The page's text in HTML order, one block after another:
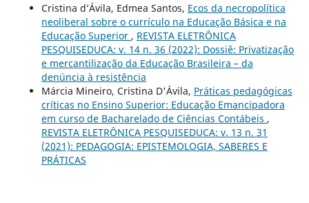
Cristina d’Ávila, Edmea Santos, Ecos da necropolítica
neoliberal sobre o currículo na Educação Básica e na
Educação Superior , REVISTA ELETRÔNICA
PESQUISEDUCA: v. 14 n. 36 (2022): Dossiê: Privatização
e mercantilização da Educação Brasileira – da
denúncia à resistência
Márcia Mineiro, Cristina D'Ávila, Práticas pedagógicas
críticas no Ensino Superior: Educação Emancipadora
em curso de Bacharelado de Ciências Contábeis ,
REVISTA ELETRÔNICA PESQUISEDUCA: v. 13 n. 31
(2021): PEDAGOGIA: EPISTEMOLOGIA, SABERES E
PRÁTICAS